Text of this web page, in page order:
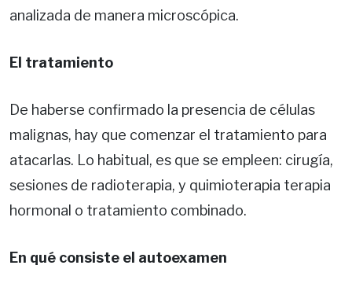
analizada de manera microscópica.
El tratamiento
De haberse confirmado la presencia de células
malignas, hay que comenzar el tratamiento para
atacarlas. Lo habitual, es que se empleen: cirugía,
sesiones de radioterapia, y quimioterapia terapia
hormonal o tratamiento combinado.
En qué consiste el autoexamen